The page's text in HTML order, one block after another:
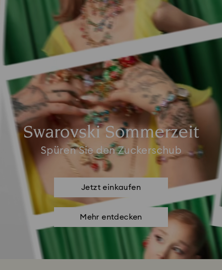
Swarovski Sommerzeit
Spüren Sie den Zuckerschub
Jetzt einkaufen
Mehr entdecken